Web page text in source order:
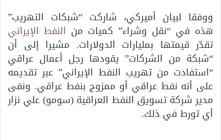
ووفقا لبيان أميركي، شاركت “شبكات التهريب”
هذه في “نقل وشراء” كميات من النفط الإيراني
تقدّر قيمتها بمليارات الدولارات. مشيرا إلى أن
“شبكة من الشركات” يقودها رجل أعمال عراقي
“استفادت من تهريب النفط الإيراني” عبر تقديمه
على أنه نفط عراقي أو ممزوج بنفط عراقي. ونفى
مدير شركة تسويق النفط العراقية (سومو) علي نزار
أي تورط في ذلك.